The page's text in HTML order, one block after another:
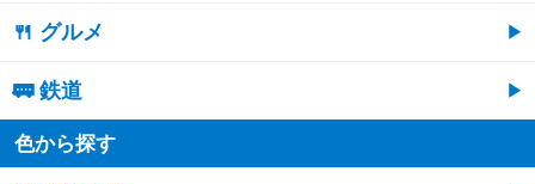
🍴 グルメ
🚃 鉄道
色から探す